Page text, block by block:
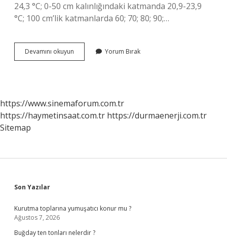
24,3 °C; 0-50 cm kalınlığındaki katmanda 20,9-23,9
°C; 100 cm’lik katmanlarda 60; 70; 80; 90;…
Devamını okuyun
10
Yorum Bırak
https://www.sinemaforum.com.tr
https://haymetinsaat.com.tr https://durmaenerji.com.tr
Sitemap
Sidebar
Son Yazılar
Kurutma toplarına yumuşatıcı konur mu ?
Ağustos 7, 2026
Buğday ten tonları nelerdir ?